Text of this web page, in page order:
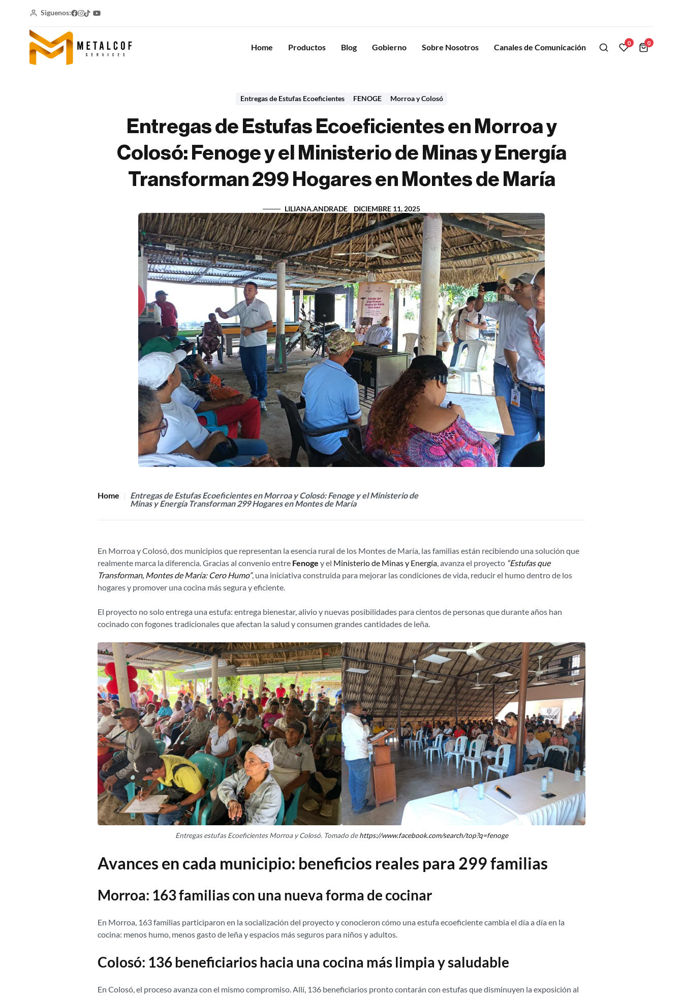
Siguenos:
Home Productos Blog Gobierno Sobre Nosotros Canales de Comunicación 0 0
Entregas de Estufas Ecoeficientes FENOGE Morroa y Colosó
Entregas de Estufas Ecoeficientes en Morroa y
Colosó: Fenoge y el Ministerio de Minas y Energía
Transforman 299 Hogares en Montes de María
LILIANA.ANDRADE DICIEMBRE 11, 2025
Home
Entregas de Estufas Ecoeficientes en Morroa y Colosó: Fenoge y el Ministerio de
Minas y Energía Transforman 299 Hogares en Montes de María
En Morroa y Colosó, dos municipios que representan la esencia rural de los Montes de María, las familias están recibiendo una solución que
realmente marca la diferencia. Gracias al convenio entre Fenoge y el Ministerio de Minas y Energía, avanza el proyecto “Estufas que
Transforman, Montes de María: Cero Humo”, una iniciativa construida para mejorar las condiciones de vida, reducir el humo dentro de los
hogares y promover una cocina más segura y eficiente.
El proyecto no solo entrega una estufa: entrega bienestar, alivio y nuevas posibilidades para cientos de personas que durante años han
cocinado con fogones tradicionales que afectan la salud y consumen grandes cantidades de leña.
Entregas estufas Ecoeficientes Morroa y Colosó. Tomado dehttps://www.facebook.com/search/top?q=fenoge
Avances en cada municipio: beneficios reales para 299 familias
Morroa: 163 familias con una nueva forma de cocinar
En Morroa, 163 familias participaron en la socialización del proyecto y conocieron cómo una estufa ecoeficiente cambia el día a día en la
cocina: menos humo, menos gasto de leña y espacios más seguros para niños y adultos.
Colosó: 136 beneficiarios hacia una cocina más limpia y saludable
En Colosó, el proceso avanza con el mismo compromiso. Allí, 136 beneficiarios pronto contarán con estufas que disminuyen la exposición al